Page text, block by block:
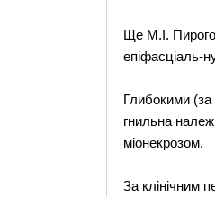
Ще M.I.
епіфасціаль-
Глибокими (за
гнильна
міонекрозом.
За клінічним